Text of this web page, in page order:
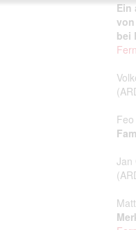
Ein
bei
Jan